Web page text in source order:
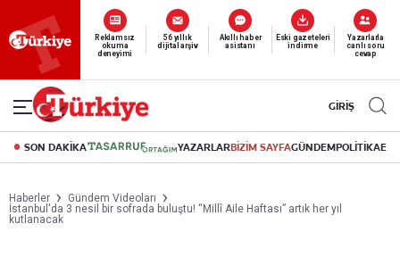
Yeni nesil dijital
abonelik 19 TL’den başlayan fiyatlarla.
GİRİŞ
SON DAKİKA YAZARLARBİZİM SAYFAGÜNDEMPOLİTİKA
Haberler
Gündem Videoları
İstanbul'da 3 nesil bir sofrada buluştu! “Millî Aile Haftası” artık her yıl
kutlanacak